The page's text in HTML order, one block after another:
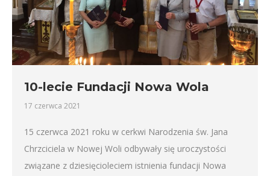
10-lecie Fundacji Nowa Wola
17 czerwca 2021
15 czerwca 2021 roku w cerkwi Narodzenia św. Jana
Chrzciciela w Nowej Woli odbywały się uroczystości
związane z dziesięcioleciem istnienia fundacji Nowa